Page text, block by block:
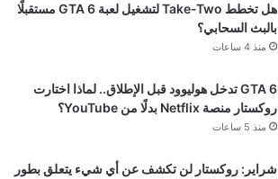
هل تخطط Take-Two لتشغيل لعبة GTA 6 مستقبلًا
بالبث السحابي؟
منذ 4 ساعات
GTA 6 تدخل هوليوود قبل الإطلاق.. لماذا اختارت
روكستار منصة Netflix بدلًا من YouTube؟
منذ 5 ساعات
شراير: روكستار لن تكشف عن أي شيء يتعلق بطور